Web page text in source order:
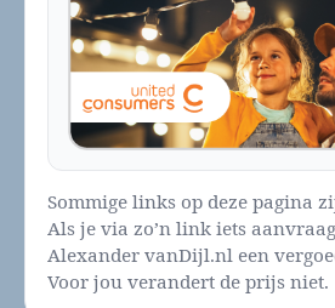
Sommige links op deze pagina
Als je via zo’n link iets
Alexander vanDijl.nl een
Voor jou verandert de prijs niet.